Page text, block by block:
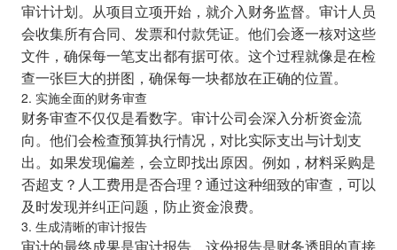
审计计划。从项目立项开始，就介入财务监督。审计人员
会收集所有合同、发票和付款凭证。他们会逐一核对这些
文件，确保每一笔支出都有据可依。这个过程就像是在检
查一张巨大的拼图，确保每一块都放在正确的位置。
2. 实施全面的财务审查
财务审查不仅仅是看数字。审计公司会深入分析资金流
向。他们会检查预算执行情况，对比实际支出与计划支
出。如果发现偏差，会立即找出原因。例如，材料采购是
否超支？人工费用是否合理？通过这种细致的审查，可以
及时发现并纠正问题，防止资金浪费。
3. 生成清晰的审计报告
审计的最终成果是审计报告。这份报告是财务透明的直接